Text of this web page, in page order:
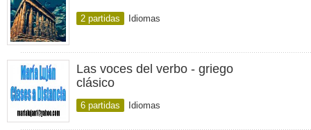
2 partidas Idiomas
Las voces del verbo - griego
clásico
6 partidas Idiomas